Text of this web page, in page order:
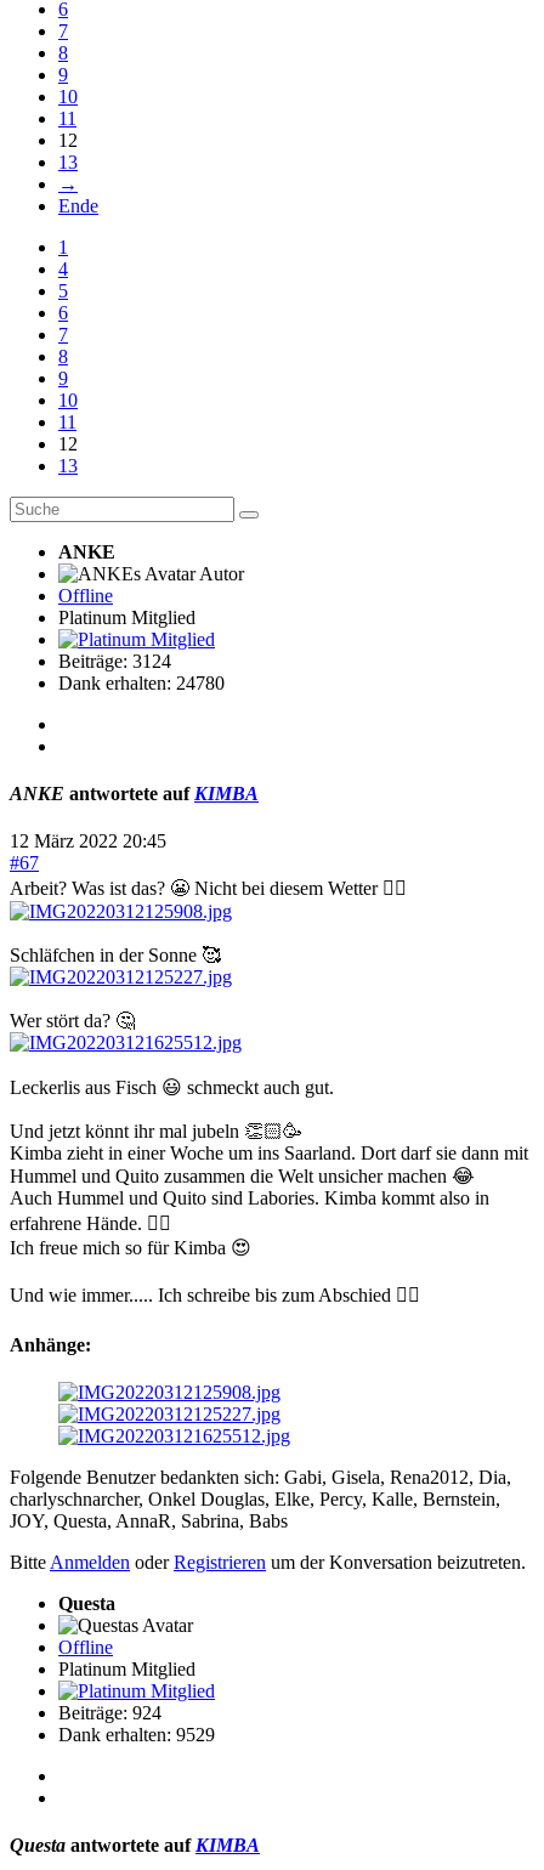
6
7
8
9
10
11
12
13
→
Ende
1
4
5
6
7
8
9
10
11
12
13
ANKE
Autor
Offline
Platinum Mitglied
Beiträge: 3124
Dank erhalten: 24780
ANKE antwortete auf KIMBA
12 März 2022 20:45
#67
Arbeit? Was ist das? 😬 Nicht bei diesem Wetter 👌🏻
Schläfchen in der Sonne 🥰
Wer stört da? 🤔
Leckerlis aus Fisch 😃 schmeckt auch gut.
Und jetzt könnt ihr mal jubeln 👏🏻🥳
Kimba zieht in einer Woche um ins Saarland. Dort darf sie dann mit
Hummel und Quito zusammen die Welt unsicher machen 😂
Auch Hummel und Quito sind Labories. Kimba kommt also in
erfahrene Hände. 👌🏻
Ich freue mich so für Kimba 😍
Und wie immer..... Ich schreibe bis zum Abschied 👍🏻
Anhänge:
Folgende Benutzer bedankten sich: Gabi, Gisela, Rena2012, Dia,
charlyschnarcher, Onkel Douglas, Elke, Percy, Kalle, Bernstein,
JOY, Questa, AnnaR, Sabrina, Babs
Bitte Anmelden oderRegistrieren um der Konversation beizutreten.
Questa
Offline
Platinum Mitglied
Beiträge: 924
Dank erhalten: 9529
Questa antwortete auf KIMBA